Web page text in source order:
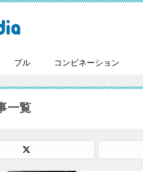
プル コンビネーション
一覧